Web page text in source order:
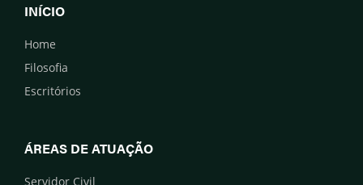
INÍCIO
Home
Filosofia
Escritórios
ÁREAS DE ATUAÇÃO
Servidor Civil